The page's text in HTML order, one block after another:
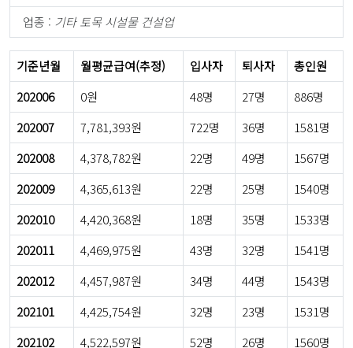
업종 : 기타 토목 시설물 건설업
기준년월 월평균급여(추정) 입사자 퇴사자
총인원
202006
0원 48명 27명
886명
202007
7,781,393원 722명 36명
1581명
202008
4,378,782원 22명 49명
1567명
202009
4,365,613원 22명 25명
1540명
202010
4,420,368원 18명 35명
1533명
202011
4,469,975원 43명 32명
1541명
202012
4,457,987원 34명 44명
1543명
202101
4,425,754원 32명 23명
1531명
202102
4,522,597원 52명 26명 1560명